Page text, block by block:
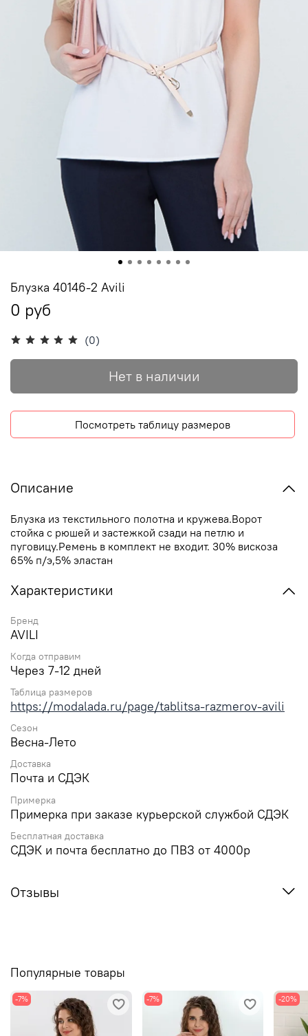
(0)
Блузка 40146-2 Avili
0 руб
Нет в наличии
Посмотреть таблицу размеров
Описание
Блузка из текстильного полотна и кружева.Ворот
стойка с рюшей и застежкой сзади на петлю и
пуговицу.Ремень в комплект не входит. 30% вискоза
65% п/э,5% эластан
Характеристики
Бренд
AVILI
Когда отправим
Через 7-12 дней
Таблица размеров
https://modalada.ru/page/tablitsa-razmerov-avili
Сезон
Весна-Лето
Доставка
Почта и СДЭК
Примерка
Примерка при заказе курьерской службой СДЭК
Бесплатная доставка
СДЭК и почта бесплатно до ПВЗ от 4000р
Отзывы
Популярные товары
-7% -7% -20%